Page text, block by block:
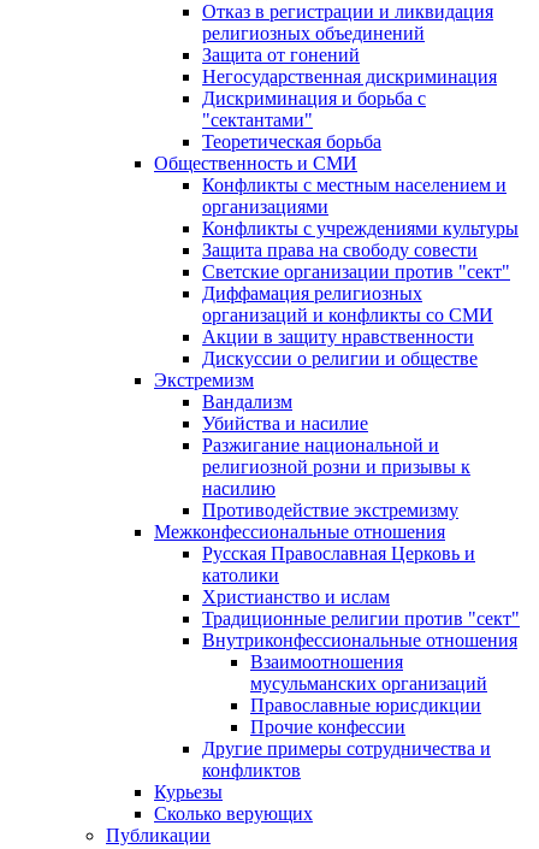
Отказ в регистрации и ликвидация
религиозных объединений
Защита от гонений
Негосударственная дискриминация
Дискриминация и борьба с
"сектантами"
Теоретическая борьба
Общественность и СМИ
Конфликты с местным населением и
организациями
Конфликты с учреждениями культуры
Защита права на свободу совести
Светские организации против "сект"
Диффамация религиозных
организаций и конфликты со СМИ
Акции в защиту нравственности
Дискуссии о религии и обществе
Экстремизм
Вандализм
Убийства и насилие
Разжигание национальной и
религиозной розни и призывы к
насилию
Противодействие экстремизму
Межконфессиональные отношения
Русская Православная Церковь и
католики
Христианство и ислам
Традиционные религии против "сект"
Внутриконфессиональные отношения
Взаимоотношения
мусульманских организаций
Православные юрисдикции
Прочие конфессии
Другие примеры сотрудничества и
конфликтов
Курьезы
Сколько верующих
Публикации